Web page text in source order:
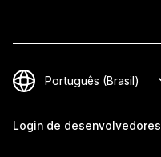
Login de desenvolvedores